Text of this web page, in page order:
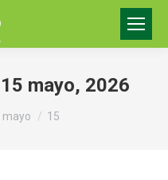
15 mayo, 2026
mayo 15